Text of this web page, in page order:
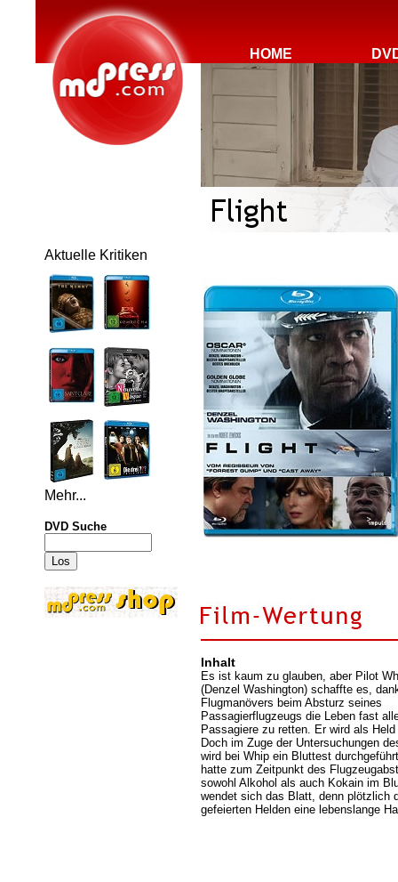
HOME
Aktuelle Kritiken
Mehr...
DVD Suche
Inhalt
Es ist kaum zu glauben, aber Pilot
(Denzel Washington) schaffte es,
Flugmanövers beim Absturz seines
Passagierflugzeugs die Leben fast
Passagiere zu retten. Er wird als
Doch im Zuge der Untersuchungen
wird bei Whip ein Bluttest
hatte zum Zeitpunkt des
sowohl Alkohol als auch Kokain im
wendet sich das Blatt, denn plötzlich
gefeierten Helden eine lebenslange